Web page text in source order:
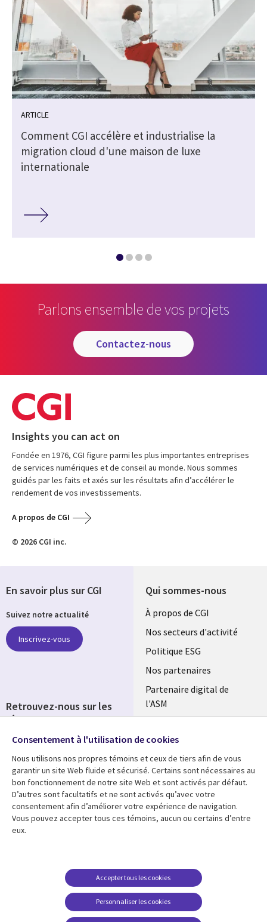
ARTICLE
Comment CGI accélère et industrialise la
migration cloud d'une maison de luxe
internationale
Parlons ensemble de vos projets
contactez-nous
Insights you can act on
Fondée en 1976, CGI figure parmi les plus importantes entreprises
de services numériques et de conseil au monde. Nous sommes
guidés par les faits et axés sur les résultats afin d’accélérer le
rendement de vos investissements.
A propos de CGI
© 2026 CGI inc.
Qui sommes-nous
Useful
links
FRANCE
À propos de CGI
Nos secteurs d'activité
Politique ESG
Nos partenaires
Partenaire digital de
l'ASM
Fusions
Ressources
Library
Links
Articles
Blog
Support
Legal
Accessibilité
conditions juridiques
FAQ Carrières
Centre de gestion des
En savoir plus sur CGI
Suivez notre actualité
Inscrivez-vous
Retrouvez-nous sur les
réseaux
Social
Media
FRANCE
Consentement à l'utilisation de cookies
Nous utilisons nos propres témoins et ceux de tiers afin de vous
garantir un site Web fluide et sécurisé. Certains sont nécessaires au
bon fonctionnement de notre site Web et sont activés par défaut.
D’autres sont facultatifs et ne sont activés qu’avec votre
consentement afin d’améliorer votre expérience de navigation.
Vous pouvez accepter tous ces témoins, aucun ou certains d’entre
eux.
Personnaliser les cookies
Accepter tous les cookies